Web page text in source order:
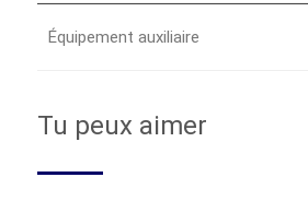
Équipement auxiliaire
Tu peux aimer